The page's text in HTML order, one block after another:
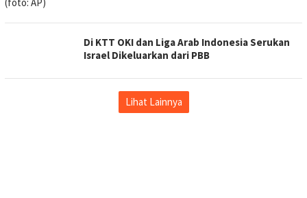
Di KTT OKI dan Liga Arab Indonesia Serukan
Israel Dikeluarkan dari PBB
Lihat Lainnya